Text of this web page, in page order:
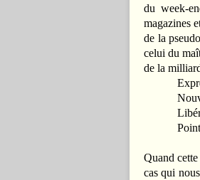
du week-
magazines
de la
celui du
de la
Quand
cas qui